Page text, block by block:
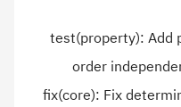
test(property): Add
order
fix(core): Fix